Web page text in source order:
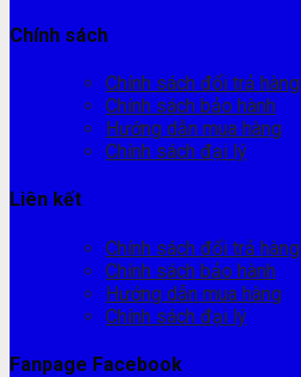
Chính sách
Chính sách đổi trả hàng
Chính sách bảo hành
Hướng dẫn mua hàng
Chính sách đại lý
Liên kết
Chính sách đổi trả hàng
Chính sách bảo hành
Hướng dẫn mua hàng
Chính sách đại lý
Fanpage Facebook